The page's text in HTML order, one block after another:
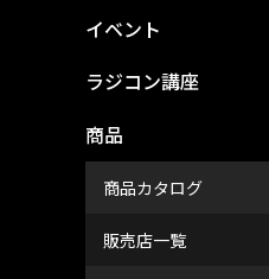
イベント
ラジコン講座
商品
商品カタログ
販売店一覧